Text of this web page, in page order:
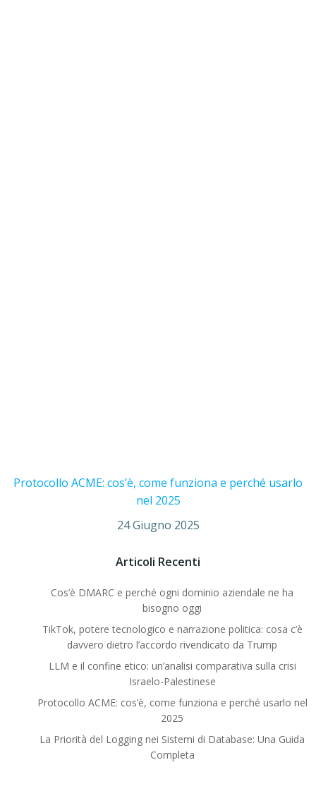
Protocollo ACME: cos’è, come funziona e perché usarlo
nel 2025
24 Giugno 2025
Articoli Recenti
Cos’è DMARC e perché ogni dominio aziendale ne ha
bisogno oggi
TikTok, potere tecnologico e narrazione politica: cosa c’è
davvero dietro l’accordo rivendicato da Trump
LLM e il confine etico: un’analisi comparativa sulla crisi
Israelo-Palestinese
Protocollo ACME: cos’è, come funziona e perché usarlo nel
2025
La Priorità del Logging nei Sistemi di Database: Una Guida
Completa